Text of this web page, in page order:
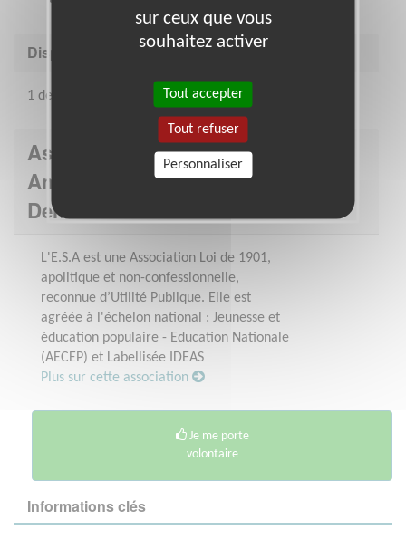
Disponibilité demandée
1 demi-journée par semaine minimum
Association : Entraide Scolaire
Amicale - Section de Seine-Saint-
Denis
L'E.S.A est une Association Loi de 1901,
apolitique et non-confessionnelle,
reconnue d’Utilité Publique. Elle est
agréée à l'échelon national : Jeunesse et
éducation populaire - Education Nationale
(AECEP) et Labellisée IDEAS
Plus sur cette association
Je me porte
volontaire
Informations clés
sur ceux que vous
souhaitez activer
Tout accepter
Tout refuser
Personnaliser